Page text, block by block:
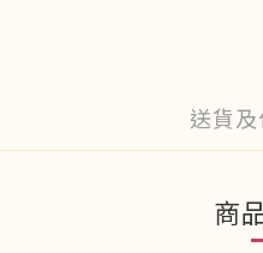
送貨
商